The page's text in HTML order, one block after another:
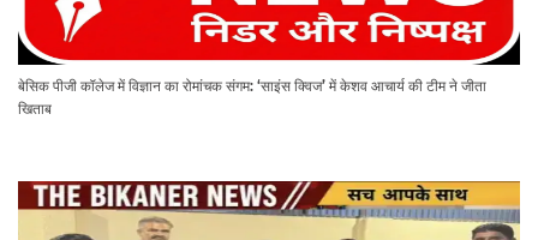
बेसिक पीजी कॉलेज में विज्ञान का रोमांचक संगम: ‘साइंस क्विज’ में केशव आचार्य की टीम ने जीता
खिताब